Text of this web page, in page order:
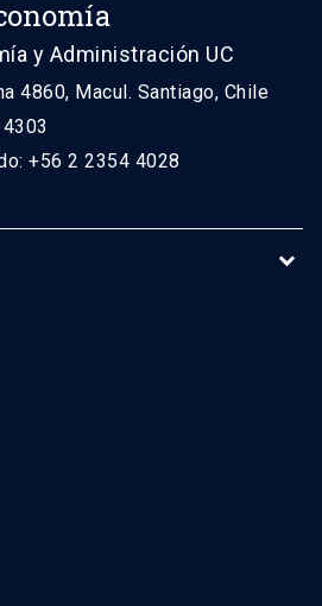
y Administración UC
4860, Macul. Santiago, Chile
+56 2 2354 4028